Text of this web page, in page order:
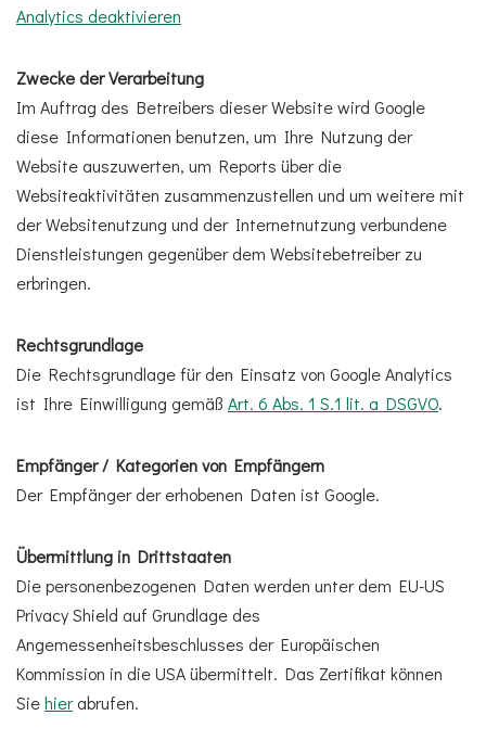
Analytics deaktivieren
Zwecke der Verarbeitung
Im Auftrag des Betreibers dieser Website wird Google
diese Informationen benutzen, um Ihre Nutzung der
Website auszuwerten, um Reports über die
Websiteaktivitäten zusammenzustellen und um weitere mit
der Websitenutzung und der Internetnutzung verbundene
Dienstleistungen gegenüber dem Websitebetreiber zu
erbringen.
Rechtsgrundlage
Die Rechtsgrundlage für den Einsatz von Google Analytics
ist Ihre Einwilligung gemäß Art. 6 Abs. 1 S.1 lit. a DSGVO.
Empfänger / Kategorien von Empfängern
Der Empfänger der erhobenen Daten ist Google.
Übermittlung in Drittstaaten
Die personenbezogenen Daten werden unter dem EU-US
Privacy Shield auf Grundlage des
Angemessenheitsbeschlusses der Europäischen
Kommission in die USA übermittelt. Das Zertifikat können
Siehierabrufen.